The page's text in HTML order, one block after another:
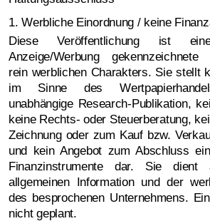
1. Werbliche Einordnung / keine
Diese Veröffentlichung ist
Anzeige/Werbung gekennzeichnete
rein werblichen Charakters. Sie stellt
im Sinne des
unabhängige Research-Publikation,
keine Rechts- oder Steuerberatung,
Zeichnung oder zum Kauf bzw.
und kein Angebot zum Abschluss
Finanzinstrumente dar. Sie dient
allgemeinen Information und der
des besprochenen Unternehmens.
nicht geplant.